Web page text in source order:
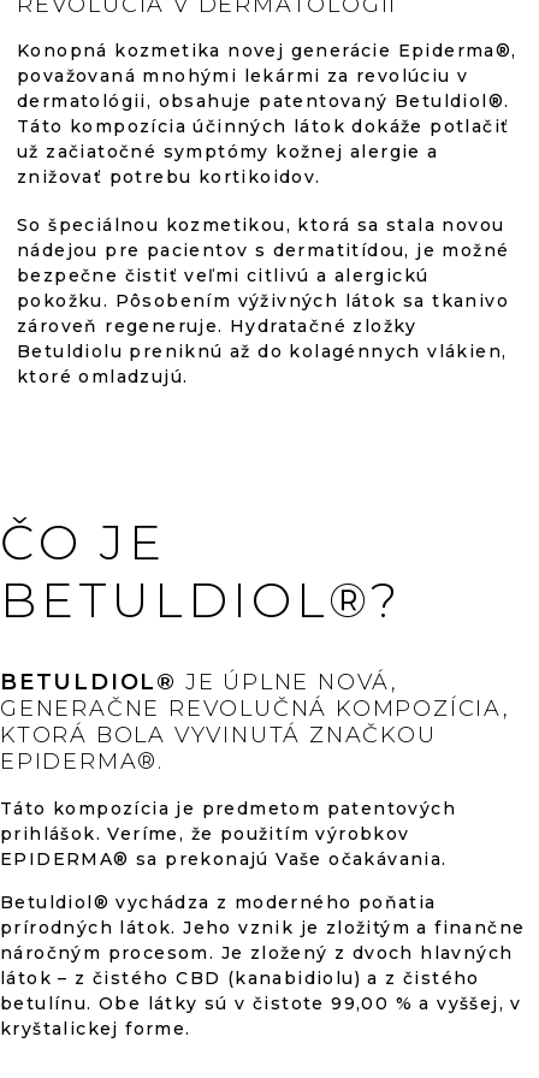
5,0
z
5
hviezdičiek.
A
C
I
E
P
R
V
Y
V
Ý
P
I
S
REVOLÚCIA V DERMATOLÓGII
Konopná kozmetika novej generácie Epiderma®,
považovaná mnohými lekármi za revolúciu v
dermatológii, obsahuje patentovaný Betuldiol®.
Táto kompozícia účinných látok dokáže potlačiť
už začiatočné symptómy kožnej alergie a
znižovať potrebu kortikoidov.
So špeciálnou kozmetikou, ktorá sa stala novou
nádejou pre pacientov s dermatitídou, je možné
bezpečne čistiť veľmi citlivú a alergickú
pokožku. Pôsobením výživných látok sa tkanivo
zároveň regeneruje. Hydratačné zložky
Betuldiolu preniknú až do kolagénnych vlákien,
ktoré omladzujú.
ČO JE
BETULDIOL®?
BETULDIOL® JE ÚPLNE NOVÁ,
GENERAČNE REVOLUČNÁ KOMPOZÍCIA,
KTORÁ BOLA VYVINUTÁ ZNAČKOU
EPIDERMA®.
Táto kompozícia je predmetom patentových
prihlášok. Veríme, že použitím výrobkov
EPIDERMA® sa prekonajú Vaše očakávania.
Betuldiol® vychádza z moderného poňatia
prírodných látok. Jeho vznik je zložitým a finančne
náročným procesom. Je zložený z dvoch hlavných
látok – z čistého CBD (kanabidiolu) a z čistého
betulínu. Obe látky sú v čistote 99,00 % a vyššej, v
kryštalickej forme.